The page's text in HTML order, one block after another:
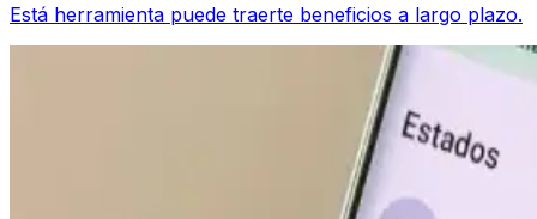
Está herramienta puede traerte beneficios a largo plazo.